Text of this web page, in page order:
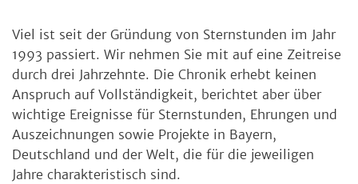
Viel ist seit der Gründung von Sternstunden im Jahr
1993 passiert. Wir nehmen Sie mit auf eine Zeitreise
durch drei Jahrzehnte. Die Chronik erhebt keinen
Anspruch auf Vollständigkeit, berichtet aber über
wichtige Ereignisse für Sternstunden, Ehrungen und
Auszeichnungen sowie Projekte in Bayern,
Deutschland und der Welt, die für die jeweiligen
Jahre charakteristisch sind.